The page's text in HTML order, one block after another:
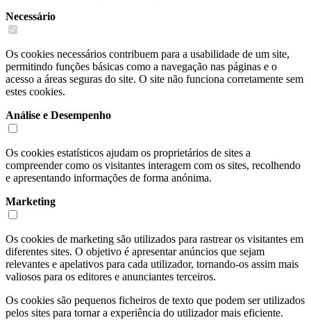
Necessário
Os cookies necessários contribuem para a usabilidade de um site,
permitindo funções básicas como a navegação nas páginas e o
acesso a áreas seguras do site. O site não funciona corretamente sem
estes cookies.
Análise e Desempenho
Os cookies estatísticos ajudam os proprietários de sites a
compreender como os visitantes interagem com os sites, recolhendo
e apresentando informações de forma anónima.
Marketing
Os cookies de marketing são utilizados para rastrear os visitantes em
diferentes sites. O objetivo é apresentar anúncios que sejam
relevantes e apelativos para cada utilizador, tornando-os assim mais
valiosos para os editores e anunciantes terceiros.
Os cookies são pequenos ficheiros de texto que podem ser utilizados
pelos sites para tornar a experiência do utilizador mais eficiente.